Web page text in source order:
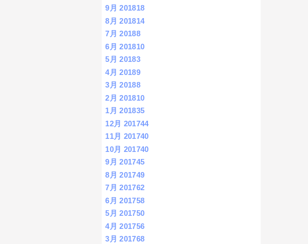
9月 201818
8月 201814
7月 20188
6月 201810
5月 20183
4月 20189
3月 20188
2月 201810
1月 201835
12月 201744
11月 201740
10月 201740
9月 201745
8月 201749
7月 201762
6月 201758
5月 201750
4月 201756
3月 201768